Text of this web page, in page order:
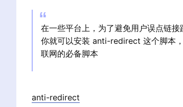
在一些平台上，为了避免用户误点链
你就可以安装 anti-redirect 这个脚本
联网的必备脚本
anti-redirect